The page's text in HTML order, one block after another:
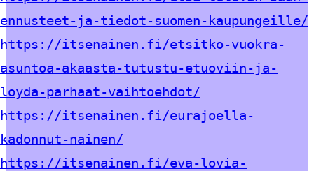
ennusteet-ja-tiedot-suomen-kaupungeille/
https://itsenainen.fi/etsitko-vuokra-
asuntoa-akaasta-tutustu-etuoviin-ja-
loyda-parhaat-vaihtoehdot/
https://itsenainen.fi/eurajoella-
kadonnut-nainen/
https://itsenainen.fi/eva-lovia-